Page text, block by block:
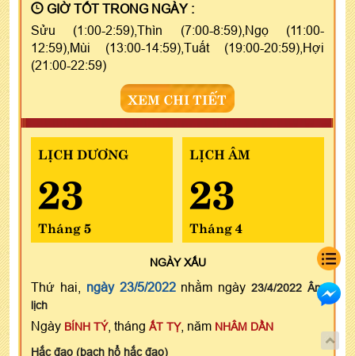
GIỜ TỐT TRONG NGÀY :
Sửu (1:00-2:59),Thìn (7:00-8:59),Ngọ (11:00-
12:59),Mùi (13:00-14:59),Tuất (19:00-20:59),Hợi
(21:00-22:59)
XEM CHI TIẾT
LỊCH DƯƠNG
23
Tháng 5
LỊCH ÂM
23
Tháng 4
NGÀYXẤU
Thứ hai, ngày 23/5/2022nhằm ngày23/4/2022 Âm
lịch
Ngày BÍNH TÝ, tháng ẤT TỴ, năm NHÂM DẦN
Hắc đạo (bạch hổ hắc đạo)